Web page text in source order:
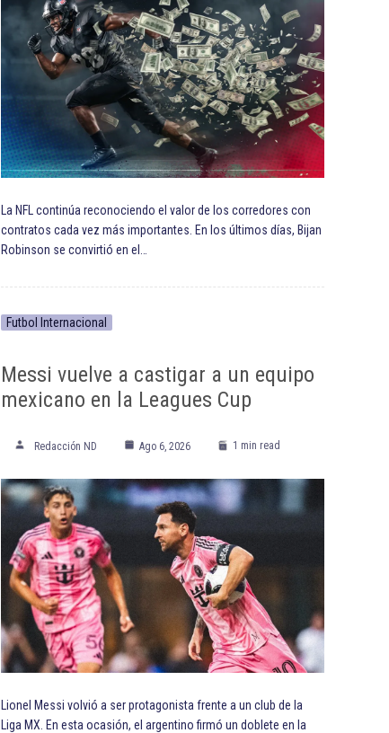
La NFL continúa reconociendo el valor de los corredores con
contratos cada vez más importantes. En los últimos días, Bijan
Robinson se convirtió en el…
Futbol Internacional
Messi vuelve a castigar a un equipo
mexicano en la Leagues Cup
Redacción ND Ago 6, 2026 1 min read
Lionel Messi volvió a ser protagonista frente a un club de la
Liga MX. En esta ocasión, el argentino firmó un doblete en la